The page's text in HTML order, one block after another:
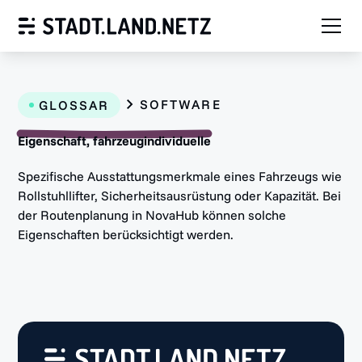
GLOSSAR SOFTWARE
Eigenschaft, fahrzeugindividuelle
Spezifische Ausstattungsmerkmale eines Fahrzeugs wie
Rollstuhllifter, Sicherheitsausrüstung oder Kapazität. Bei
der Routenplanung in NovaHub können solche
Eigenschaften berücksichtigt werden.